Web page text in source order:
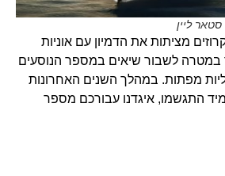
מציתות את הדמיון עם אוניות
במטרה לשבור שיאים במספר הנוסעים
מפתות. במהלך השנים האחרונות
התגשמו, איגדנו עבורכם מספר